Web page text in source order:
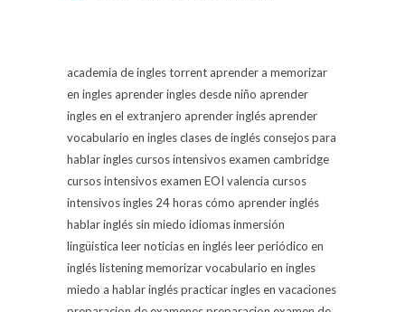
academia de ingles torrent aprender a memorizar
en ingles aprender ingles desde niño aprender
ingles en el extranjero aprender inglés aprender
vocabulario en inglesclases de inglésconsejos para
hablar inglescursos intensivos examen cambridge
cursos intensivos examen EOI valencia cursos
intensivos ingles 24 horascómo aprender inglés
hablar inglés sin miedo idiomasinmersión
lingüística leer noticias en inglésleer periódico en
ingléslisteningmemorizar vocabulario en ingles
miedo a hablar ingléspracticar ingles en vacaciones